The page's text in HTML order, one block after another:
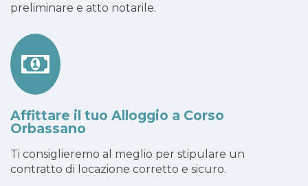
preliminare e atto notarile.
Affittare il tuo Alloggio a Corso
Orbassano
Ti consiglieremo al meglio per stipulare un
contratto di locazione corretto e sicuro.